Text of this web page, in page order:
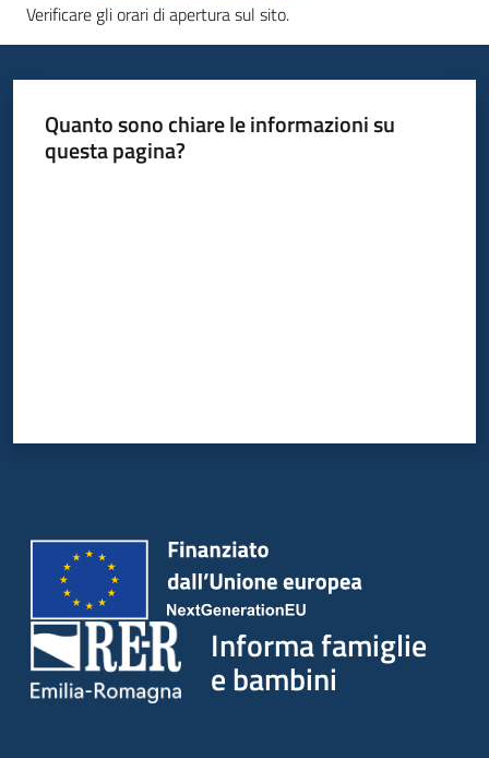
Verificare gli orari di apertura sul sito.
Quanto sono chiare le informazioni su
questa pagina?
Informa famiglie
e bambini